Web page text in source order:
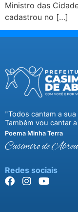
Ministro das
cadastrou no […]
"Todos cantam a sua
Também vou cantar
Poema Minha Terra
Casimiro de Abreu
Redes sociais